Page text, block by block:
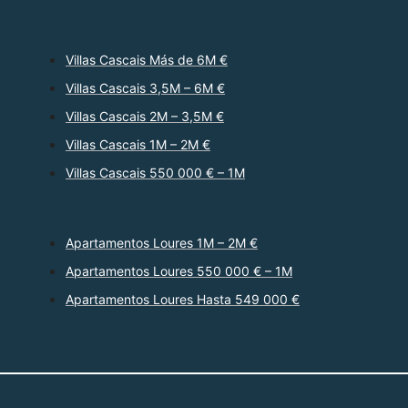
Villas Cascais Más de 6M €
Villas Cascais 3,5M – 6M €
Villas Cascais 2M – 3,5M €
Villas Cascais 1M – 2M €
Villas Cascais 550 000 € – 1M
Apartamentos Loures 1M – 2M €
Apartamentos Loures 550 000 € – 1M
Apartamentos Loures Hasta 549 000 €